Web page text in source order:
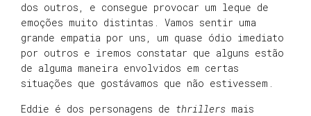
dos outros, e consegue provocar um leque de
emoções muito distintas. Vamos sentir uma
grande empatia por uns, um quase ódio imediato
por outros e iremos constatar que alguns estão
de alguma maneira envolvidos em certas
situações que gostávamos que não estivessem.
Eddie é dos personagens de thrillers mais